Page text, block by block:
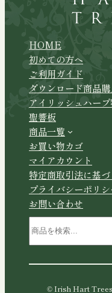
HOME
初めての方へ
ご利用ガイド
ダウンロード商品
アイリッシュハー
聖響板
商品一覧
お買い物カゴ
マイアカウント
特定商取引法に基
プライバシーポリ
お問い合わせ
索
© Irish Hart Trees